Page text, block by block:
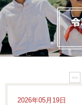
<<
2026年05月19日